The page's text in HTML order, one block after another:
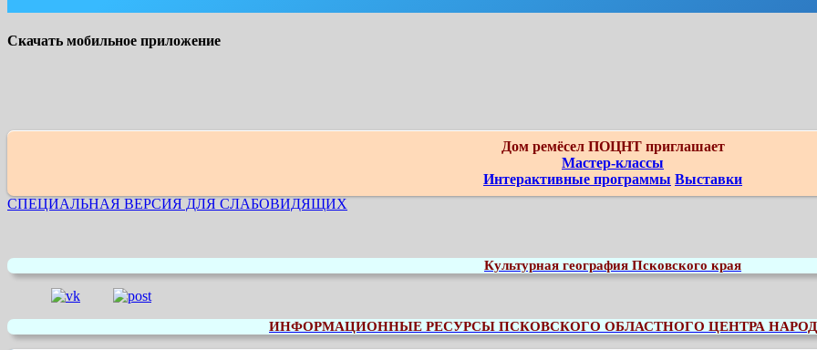
Скачать мобильное приложение
Дом ремёсел ПОЦНТ приглашает
Мастер-классы
Интерактивные программы Выставки
СПЕЦИАЛЬНАЯ ВЕРСИЯ ДЛЯ СЛАБОВИДЯЩИХ
Культурная география Псковского края
ИНФОРМАЦИОННЫЕ РЕСУРСЫ ПСКОВСКОГО ОБЛАСТНОГО ЦЕНТРА